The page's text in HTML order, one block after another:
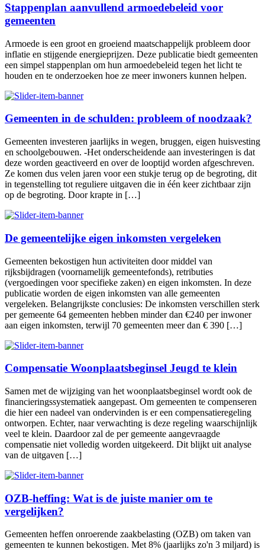
Stappenplan aanvullend armoedebeleid voor
gemeenten
Armoede is een groot en groeiend maatschappelijk probleem door
inflatie en stijgende energieprijzen. Deze publicatie biedt gemeenten
een simpel stappenplan om hun armoedebeleid tegen het licht te
houden en te onderzoeken hoe ze meer inwoners kunnen helpen.
Gemeenten in de schulden: probleem of noodzaak?
Gemeenten investeren jaarlijks in wegen, bruggen, eigen huisvesting
en schoolgebouwen. -Het onderscheidende aan investeringen is dat
deze worden geactiveerd en over de looptijd worden afgeschreven.
Ze komen dus velen jaren voor een stukje terug op de begroting, dit
in tegenstelling tot reguliere uitgaven die in één keer zichtbaar zijn
op de begroting. Door krapte in […]
De gemeentelijke eigen inkomsten vergeleken
Gemeenten bekostigen hun activiteiten door middel van
rijksbijdragen (voornamelijk gemeentefonds), retributies
(vergoedingen voor specifieke zaken) en eigen inkomsten. In deze
publicatie worden de eigen inkomsten van alle gemeenten
vergeleken. Belangrijkste conclusies: De inkomsten verschillen sterk
per gemeente 64 gemeenten hebben minder dan €240 per inwoner
aan eigen inkomsten, terwijl 70 gemeenten meer dan € 390 […]
Compensatie Woonplaatsbeginsel Jeugd te klein
Samen met de wijziging van het woonplaatsbeginsel wordt ook de
financieringssystematiek aangepast. Om gemeenten te compenseren
die hier een nadeel van ondervinden is er een compensatieregeling
ontworpen. Echter, naar verwachting is deze regeling waarschijnlijk
veel te klein. Daardoor zal de per gemeente aangevraagde
compensatie niet volledig worden uitgekeerd. Dit blijkt uit analyse
van de uitgaven […]
OZB-heffing: Wat is de juiste manier om te
vergelijken?
Gemeenten heffen onroerende zaakbelasting (OZB) om taken van
gemeenten te kunnen bekostigen. Met 8% (jaarlijks zo'n 3 miljard) is